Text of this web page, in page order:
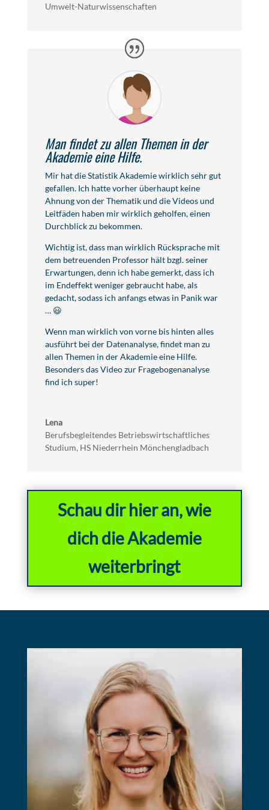
Umwelt-Naturwissenschaften
Man findet zu allen Themen in der
Akademie eine Hilfe.
Mir hat die Statistik Akademie wirklich sehr gut
gefallen. Ich hatte vorher überhaupt keine
Ahnung von der Thematik und die Videos und
Leitfäden haben mir wirklich geholfen, einen
Durchblick zu bekommen.
Wichtig ist, dass man wirklich Rücksprache mit
dem betreuenden Professor hält bzgl. seiner
Erwartungen, denn ich habe gemerkt, dass ich
im Endeffekt weniger gebraucht habe, als
gedacht, sodass ich anfangs etwas in Panik war
… 😃
Wenn man wirklich von vorne bis hinten alles
ausführt bei der Datenanalyse, findet man zu
allen Themen in der Akademie eine Hilfe.
Besonders das Video zur Fragebogenanalyse
find ich super!
Lena
Berufsbegleitendes Betriebswirtschaftliches
Studium, HS Niederrhein Mönchengladbach
Schau dir hier an, wie
dich die Akademie
weiterbringt